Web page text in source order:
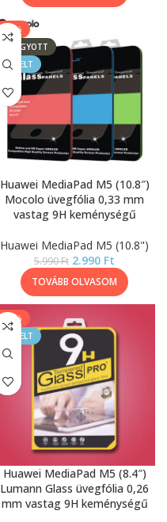
-50%
ELFOGYOTT
KIEMELT
Huawei MediaPad M5 (10.8″)
Mocolo üvegfólia 0,33 mm
vastag 9H keménységű
Huawei MediaPad M5 (10.8")
5.990Ft 2.990 Ft
TOVÁBB OLVASOM
-13%
KIEMELT
Huawei MediaPad M5 (8.4″)
Lumann Glass üvegfólia 0,26
mm vastag 9H keménységű